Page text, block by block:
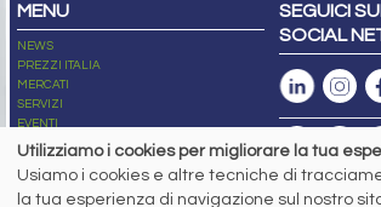
MENU
NEWS
PREZZI ITALIA
MERCATI
SERVIZI
EVENTI
ABBONAMENTI
NEWSLETTER
SEGUICI
SOCIAL
Utilizziamo i cookies per migliorare la tua
Usiamo i cookies e altre tecniche di
la tua esperienza di navigazione sul nostro